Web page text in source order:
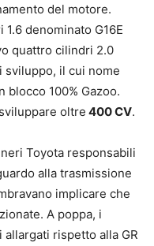
del motore.
denominato G16E
quattro cilindri 2.0
sviluppo, il cui nome
blocco 100% Gazoo.
oltre 400 CV.
Toyota responsabili
alla trasmissione
implicare che
A poppa, i
rispetto alla GR